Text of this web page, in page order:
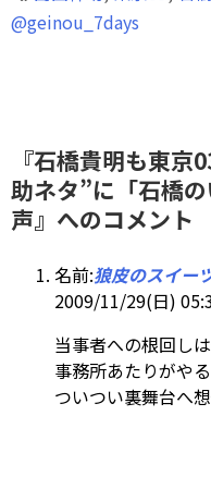
@geinou_7days
『石橋貴明も東
助ネタ”に「石橋
声』へのコメント
名前:狼皮のスイー
2009/11/29(日)
当事者への根回し
事務所あたりがや
ついつい裏舞台へ